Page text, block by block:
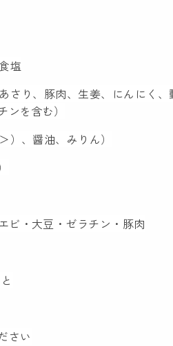
塩
り、豚肉、生姜、にんにく
を含む）
、醤油、みりん）
ビ・大豆・ゼラチン・豚肉
さい